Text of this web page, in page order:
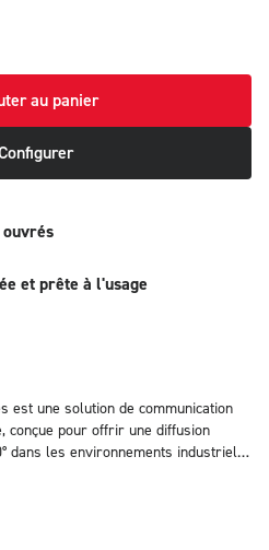
au panier
ouvrés
et prête à l'usage
est une solution de communication
conçue pour offrir une diffusion
dans les environnements industriels
faces disposées en forme de carré,
ce panneau permet de